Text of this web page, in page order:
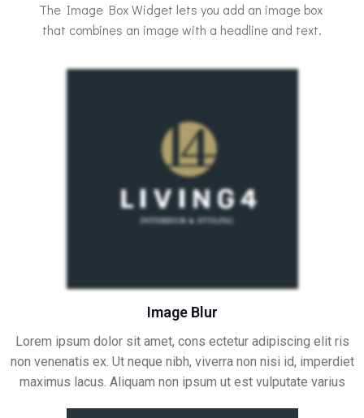
The Image Box Widget lets you add an image box
that combines an image with a headline and text.
Image Blur
Lorem ipsum dolor sit amet, cons ectetur adipiscing elit ris
non venenatis ex. Ut neque nibh, viverra non nisi id, imperdiet
maximus lacus. Aliquam non ipsum ut est vulputate varius